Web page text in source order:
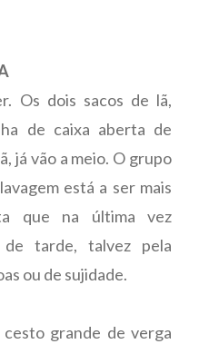
Os dois sacos de lã,
de caixa aberta de
já vão a meio. O grupo
está a ser mais
que na última vez
tarde, talvez pela
ou de sujidade.
grande de verga